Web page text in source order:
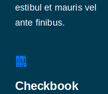
estibul et mauris vel
ante finibus.
Checkbook